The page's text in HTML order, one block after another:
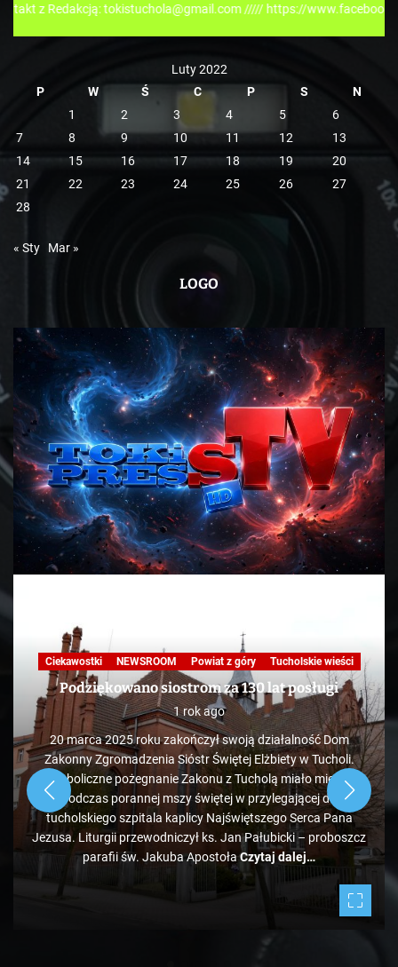
i
e
tokistuchola@gmail.com ///// https://www.facebook.com/
Luty 2022
P
W Ś C P S
N
1
2 3 4 5
6
7
8 9 10 11 12
13
14
15 16 17 18 19
20
21
22 23 24 25 26
27
28
« Sty Mar »
LOGO
Ciekawostki NEWSROOM Powiat z góry Tucholskie wieści
Podziękowano siostrom za 130 lat posługi
1 rok ago
20 marca 2025 roku zakończył swoją działalność Dom
Zakonny Zgromadzenia Sióstr Świętej Elżbiety w Tucholi.
Symboliczne pożegnanie Zakonu z Tucholą miało miejsce
podczas porannej mszy świętej w przylegającej do
tucholskiego szpitala kaplicy Najświętszego Serca Pana
Jezusa. Liturgii przewodniczył ks. Jan Pałubicki – proboszcz
parafii św. Jakuba ApostołaCzytaj dalej…